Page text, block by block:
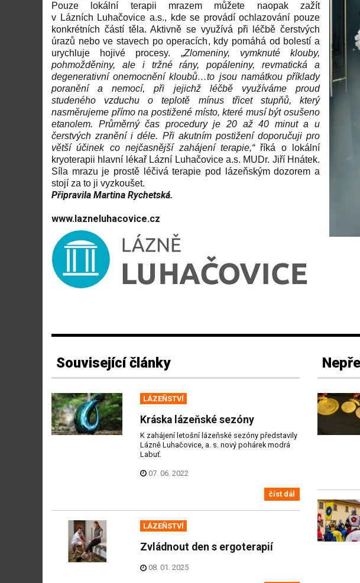
Pouze lokální terapii mrazem můžete naopak zažít
v Lázních Luhačovice a.s., kde se provádí ochlazování pouze
konkrétních částí těla. Aktivně se využívá při léčbě čerstvých
úrazů nebo ve stavech po operacích, kdy pomáhá od bolestí a
urychluje hojivé procesy. „Zlomeniny, vymknuté klouby,
pohmožděniny, ale i tržné rány, popáleniny, revmatická a
degenerativní onemocnění kloubů…to jsou namátkou příklady
poranění a nemocí, při jejichž léčbě využíváme proud
studeného vzduchu o teplotě mínus třicet stupňů, který
nasměrujeme přímo na postižené místo, které musí být osušeno
etanolem.
Průměrný čas procedury je 20 až 40 minut a u
čerstvých zranění i déle. Při akutním postižení doporučuji pro
větší účinek co nejčasnější zahájení terapie,“ říká o lokální
kryoterapii hlavní lékař Lázní Luhačovice a.s. MUDr. Jiří Hnátek.
Síla mrazu je prostě léčivá terapie pod lázeňským dozorem a
stojí za to ji vyzkoušet.
Připravila Martina Rychetská.
www.lazneluhacovice.cz
Související články
LÁZEŇSTVÍ
Kráska lázeňské sezóny
K zahájení letošní lázeňské sezóny představily
Lázně Luhačovice, a. s. nový pohárek modrá
Labuť.
07. 06. 2022
číst dál
LÁZEŇSTVÍ
Zvládnout den s ergoterapií
08. 01. 2025